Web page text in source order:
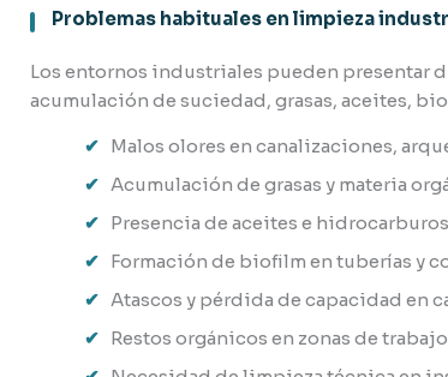
Problemas habituales en limpieza
Los entornos industriales pueden presentar
acumulación de suciedad, grasas, aceites,
Malos olores en canalizaciones,
Acumulación de grasas y materia
Presencia de aceites e
Formación de biofilm en tuberías y
Atascos y pérdida de capacidad en
Restos orgánicos en zonas de